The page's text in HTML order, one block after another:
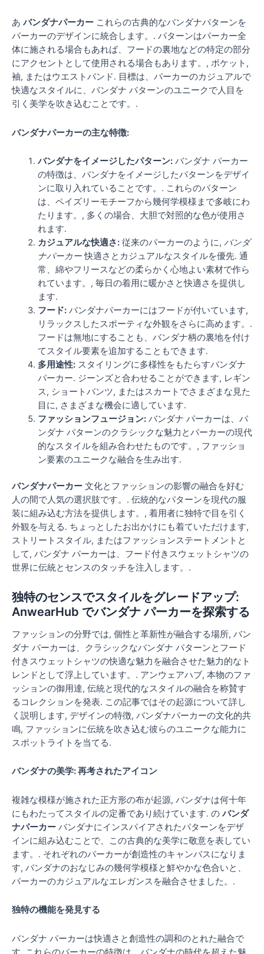
あ バンダナパーカー これらの古典的なバンダナパターンを
パーカーのデザインに統合します。. パターンはパーカー全
体に施される場合もあれば、フードの裏地などの特定の部分
にアクセントとして使用される場合もあります。, ポケット,
袖, またはウエストバンド. 目標は、パーカーのカジュアルで
快適なスタイルに、バンダナ パターンのユニークで人目を
引く美学を吹き込むことです。.
バンダナパーカーの主な特徴:
バンダナをイメージしたパターン:バンダナ パーカー
の特徴は、バンダナをイメージしたパターンをデザイ
ンに取り入れていることです。. これらのパターン
は、ペイズリーモチーフから幾何学模様まで多岐にわ
たります。, 多くの場合、大胆で対照的な色が使用さ
れます.
カジュアルな快適さ:従来のパーカーのように, バンダ
ナパーカー快適さとカジュアルなスタイルを優先. 通
常、綿やフリースなどの柔らかく心地よい素材で作ら
れています。, 毎日の着用に暖かさと快適さを提供し
ます.
フード:バンダナパーカーにはフードが付いています,
リラックスしたスポーティな外観をさらに高めます。.
フードは無地にすることも、バンダナ柄の裏地を付け
てスタイル要素を追加することもできます.
多用途性:スタイリングに多様性をもたらすバンダナ
パーカー. ジーンズと合わせることができます, レギン
ス, ショートパンツ, またはスカートでさまざまな見た
目に, さまざまな機会に適しています.
ファッションフュージョン:バンダナ パーカーは、バ
ンダナ パターンのクラシックな魅力とパーカーの現代
的なスタイルを組み合わせたものです。, ファッショ
ン要素のユニークな融合を生み出す.
バンダナパーカー 文化とファッションの影響の融合を好む
人の間で人気の選択肢です。. 伝統的なパターンを現代の服
装に組み込む方法を提供します。, 着用者に独特で目を引く
外観を与える. ちょっとしたお出かけにも着ていただけます,
ストリートスタイル, またはファッションステートメントと
して, バンダナ パーカーは、フード付きスウェットシャツの
世界に伝統とセンスのタッチを注入します。.
独特のセンスでスタイルをグレードアップ:
AnwearHub でバンダナ パーカーを探索する
ファッションの分野では, 個性と革新性が融合する場所, バン
ダナ パーカーは、クラシックなバンダナ パターンとフード
付きスウェットシャツの快適な魅力を融合させた魅力的なト
レンドとして浮上しています。. アンウェアハブ, 本物のファ
ッションの御用達, 伝統と現代的なスタイルの融合を称賛す
るコレクションを発表. この記事ではその起源について詳し
く説明します, デザインの特徴, バンダナパーカーの文化的共
鳴, ファッションに伝統を吹き込む彼らのユニークな能力に
スポットライトを当てる.
バンダナの美学: 再考されたアイコン
複雑な模様が施された正方形の布が起源, バンダナは何十年
にもわたってスタイルの定番であり続けています. の バンダ
ナパーカー バンダナにインスパイアされたパターンをデザ
インに組み込むことで、この古典的な美学に敬意を表してい
ます。. それぞれのパーカーが創造性のキャンバスになりま
す, バンダナのおなじみの幾何学模様と鮮やかな色合いと、
パーカーのカジュアルなエレガンスを融合させました。.
独特の機能を発見する
バンダナ パーカーは快適さと創造性の調和のとれた融合で